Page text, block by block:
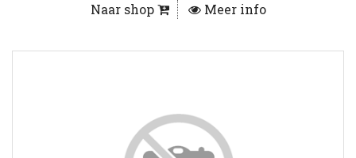
Naar shop Meer info